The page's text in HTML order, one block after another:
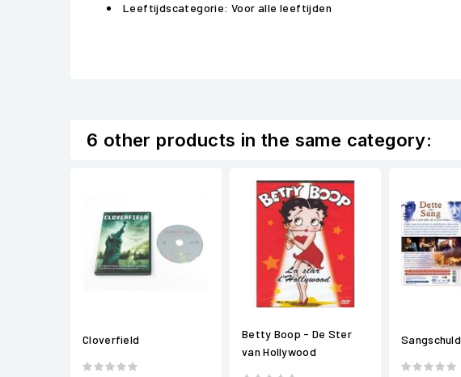
Leeftijdscategorie: Voor alle leeftijden
6 other products in the same category:
Cloverfield
Betty Boop - De Ster
van Hollywood
Sangschuld